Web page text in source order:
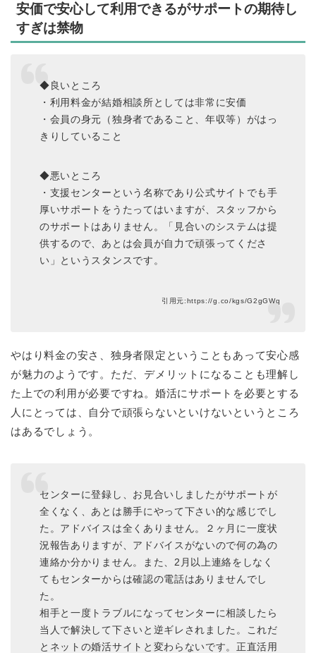
安価で安心して利用できるがサポートの期待し
すぎは禁物
◆良いところ
・利用料金が結婚相談所としては非常に安価
・会員の身元（独身者であること、年収等）がはっ
きりしていること
◆悪いところ
・支援センターという名称であり公式サイトでも手
厚いサポートをうたってはいますが、スタッフから
のサポートはありません。「見合いのシステムは提
供するので、あとは会員が自力で頑張ってくださ
い」というスタンスです。
引用元:https://g.co/kgs/G2gGWq
やはり料金の安さ、独身者限定ということもあって安心感
が魅力のようです。ただ、デメリットになることも理解し
た上での利用が必要ですね。婚活にサポートを必要とする
人にとっては、自分で頑張らないといけないというところ
はあるでしょう。
センターに登録し、お見合いしましたがサポートが
全くなく、あとは勝手にやって下さい的な感じでし
た。アドバイスは全くありません。２ヶ月に一度状
況報告ありますが、アドバイスがないので何の為の
連絡か分かりません。また、2月以上連絡をしなく
てもセンターからは確認の電話はありませんでし
た。
相手と一度トラブルになってセンターに相談したら
当人で解決して下さいと逆ギレされました。これだ
とネットの婚活サイトと変わらないです。正直活用